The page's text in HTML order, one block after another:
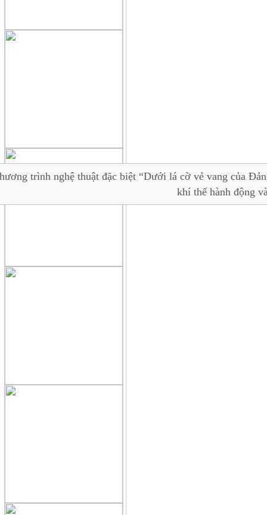
trình nghệ thuật đặc biệt “Dưới lá cờ vẻ vang của
khí thế hành động